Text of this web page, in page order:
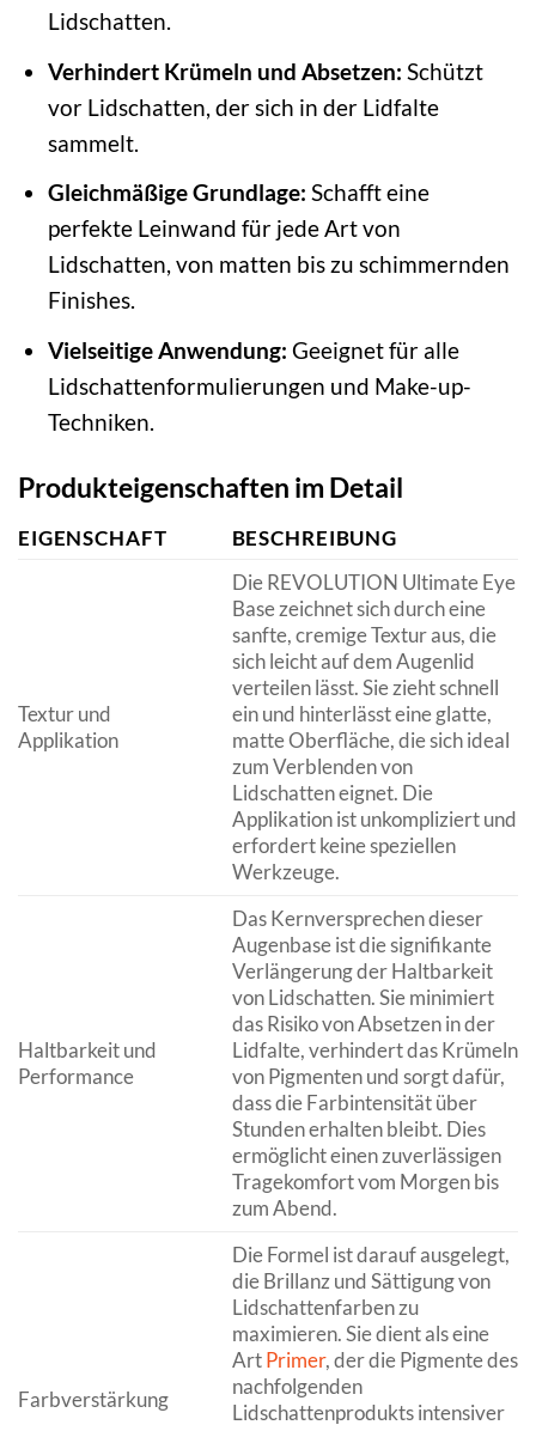
Lidschatten.
Verhindert Krümeln und Absetzen: Schützt
vor Lidschatten, der sich in der Lidfalte
sammelt.
Gleichmäßige Grundlage: Schafft eine
perfekte Leinwand für jede Art von
Lidschatten, von matten bis zu schimmernden
Finishes.
Vielseitige Anwendung: Geeignet für alle
Lidschattenformulierungen und Make-up-
Techniken.
Produkteigenschaften im Detail
EIGENSCHAFT BESCHREIBUNG
Textur und
Applikation
Die REVOLUTION Ultimate Eye
Base zeichnet sich durch eine
sanfte, cremige Textur aus, die
sich leicht auf dem Augenlid
verteilen lässt. Sie zieht schnell
ein und hinterlässt eine glatte,
matte Oberfläche, die sich ideal
zum Verblenden von
Lidschatten eignet. Die
Applikation ist unkompliziert und
erfordert keine speziellen
Werkzeuge.
Haltbarkeit und
Performance
Das Kernversprechen dieser
Augenbase ist die signifikante
Verlängerung der Haltbarkeit
von Lidschatten. Sie minimiert
das Risiko von Absetzen in der
Lidfalte, verhindert das Krümeln
von Pigmenten und sorgt dafür,
dass die Farbintensität über
Stunden erhalten bleibt. Dies
ermöglicht einen zuverlässigen
Tragekomfort vom Morgen bis
zum Abend.
Farbverstärkung
Die Formel ist darauf ausgelegt,
die Brillanz und Sättigung von
Lidschattenfarben zu
maximieren. Sie dient als eine
ArtPrimer, der die Pigmente des
nachfolgenden
Lidschattenprodukts intensiver